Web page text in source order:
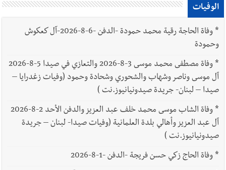
الوفيات
*
وفاة الحاجة رقية محمد حمودة -الدفن -6-8-2026-آل كعكوش
وحمودة
*
وفاة مصطفى محمد موسى 3-8-2026 والتعازي في صيدا 5-8-2026
آل موسى وناصر وشهاب والشحوري وشحادة وحمود (وفيات زغدرايا –
صيدا – لبنان- جريدة صيدونيانيوز.نت )
*
وفاة الشاب موسى محمد خلف عبد العزيز والدفن الأحد 2-8-2026
آل عبد العزيز وأهالي بلدة العلمانية (وفيات صيدا- لبنان – جريدة
صيدونيانيوز.نت )
*وفاة الحاج زكي حسن فريجة -الدفن -1-8-2026